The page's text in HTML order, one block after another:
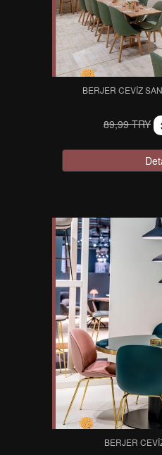
BERJER CEVIZ
89,99 TRY
BERJER